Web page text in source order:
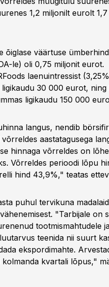
1,2 miljonilt eurolt
õiglase väärtuse
le) oli 0,75 miljonit eurot.
laenuintressist
30 000 eurot, ning
ligikaudu 150 000
langus, nendib
aastatagusega
hinnaga võrreldes on
Võrreldes perioodi lõpu
hind 43,9%," teatas
puhul tervikuna
"Tarbijale on
tootmismahtudele
teenida nii suurt
ekspordimahte.
kvartali lõpus,"